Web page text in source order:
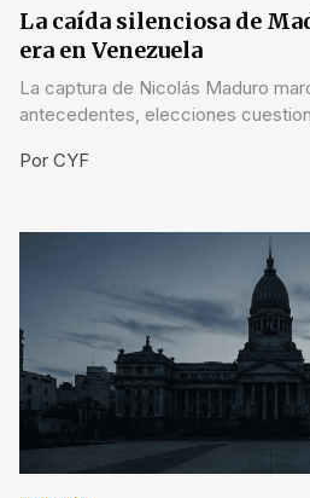
La caída silenciosa de
era en Venezuela
La captura de Nicolás Maduro
antecedentes, elecciones
Por CYF